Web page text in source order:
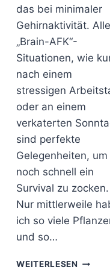
das bei minimaler
Gehirnaktivität. Alle
„Brain-AFK“-
Situationen, wie
nach einem
stressigen
oder an einem
verkaterten
sind perfekte
Gelegenheiten, um
noch schnell ein
Survival zu zocken.
Nur mittlerweile
ich so viele
und so…
WEITERLESEN PLANTS